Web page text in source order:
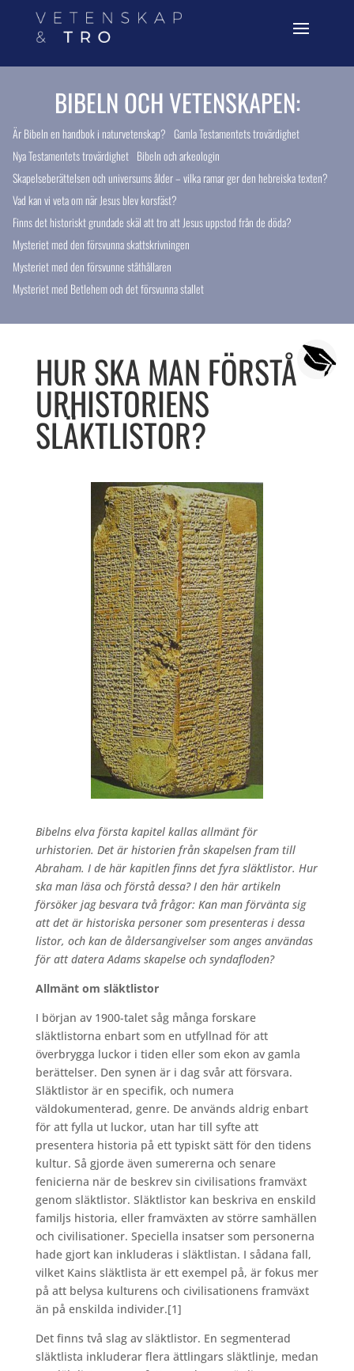
BIBELN OCH VETENSKAPEN:
Är Bibeln en handbok i naturvetenskap? Gamla Testamentets trovärdighet
Nya Testamentets trovärdighet Bibeln och arkeologin
Skapelseberättelsen och universums ålder – vilka ramar ger den hebreiska texten?
Vad kan vi veta om när Jesus blev korsfäst?
Finns det historiskt grundade skäl att tro att Jesus uppstod från de döda?
Mysteriet med den försvunna skattskrivningen
Mysteriet med den försvunne ståthållaren
Mysteriet med Betlehem och det försvunna stallet
HUR SKA MAN FÖRSTÅ
URHISTORIENS
SLÄKTLISTOR?
Bibelns elva första kapitel kallas allmänt för
urhistorien. Det är historien från skapelsen fram till
Abraham. I de här kapitlen finns det fyra släktlistor. Hur
ska man läsa och förstå dessa? I den här artikeln
försöker jag besvara två frågor: Kan man förvänta sig
att det är historiska personer som presenteras i dessa
listor, och kan de åldersangivelser som anges användas
för att datera Adams skapelse och syndafloden?
Allmänt om släktlistor
I början av 1900-talet såg många forskare
släktlistorna enbart som en utfyllnad för att
överbrygga luckor i tiden eller som ekon av gamla
berättelser. Den synen är i dag svår att försvara.
Släktlistor är en specifik, och numera
väldokumenterad, genre. De används aldrig enbart
för att fylla ut luckor, utan har till syfte att
presentera historia på ett typiskt sätt för den tidens
kultur. Så gjorde även sumererna och senare
fenicierna när de beskrev sin civilisations framväxt
genom släktlistor. Släktlistor kan beskriva en enskild
familjs historia, eller framväxten av större samhällen
och civilisationer. Speciella insatser som personerna
hade gjort kan inkluderas i släktlistan. I sådana fall,
vilket Kains släktlista är ett exempel på, är fokus mer
på att belysa kulturens och civilisationens framväxt
än på enskilda individer.[1]
Det finns två slag av släktlistor. En segmenterad
släktlista inkluderar flera ättlingars släktlinje, medan